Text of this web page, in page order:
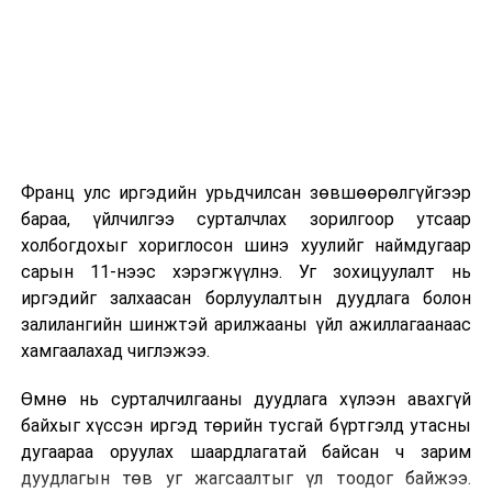
2026 оны 9 дүгээр сарын 13-наас оюутнуудыг
дотуур байранд оруулж эхэлнэ.
Сургууль, цэцэрлэгийн үйл ажиллагааны
зохицуулалт
2026 оны 8 дугаар сарын 17–28-ны өдрүүдэд
байранд элсэлт, бүртгэл болон бусад аливаа
арга хэмжээ зохион байгуулахгүй болно.
Франц улс иргэдийн урьдчилсан зөвшөөрөлгүйгээр
бараа, үйлчилгээ сурталчлах зорилгоор утсаар
холбогдохыг хориглосон шинэ хуулийг наймдугаар
сарын 11-нээс хэрэгжүүлнэ. Уг зохицуулалт нь
иргэдийг залхаасан борлуулалтын дуудлага болон
залилангийн шинжтэй арилжааны үйл ажиллагаанаас
хамгаалахад чиглэжээ.
Өмнө нь сурталчилгааны дуудлага хүлээн авахгүй
байхыг хүссэн иргэд төрийн тусгай бүртгэлд утасны
дугаараа оруулах шаардлагатай байсан ч зарим
дуудлагын төв уг жагсаалтыг үл тоодог байжээ.